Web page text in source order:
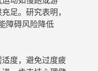
足。研究表明，
障碍风险降低
度，避免过度疲